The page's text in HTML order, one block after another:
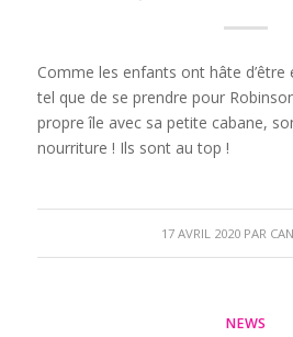
Comme les enfants ont hâte d’être
tel que de se prendre pour
propre île avec sa petite cabane,
nourriture ! Ils sont au top !
17 AVRIL 2020 PAR
NEWS